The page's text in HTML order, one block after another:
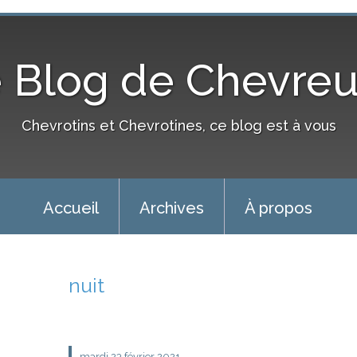
Blog de
Chevrotins et Chevrotines, ce blog est à vous
Accueil Archives À propos
nuit